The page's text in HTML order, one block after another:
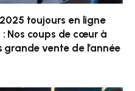
toujours en ligne
: Nos coups de cœur à
vente de l’année